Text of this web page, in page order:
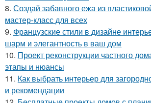
8. Создай забавного ежа из
мастер-класс для всех
9. Французские стили в дизайне
шарм и элегантность в ваш дом
10. Проект реконструкции частного
этапы и нюансы
11. Как выбрать интерьер для
и рекомендации